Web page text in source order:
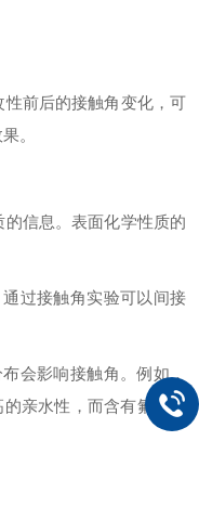
前后的接触角变化，可
。
信息。表面化学性质的
过接触角实验可以间接
会影响接触角。例如，
亲水性，而含有氟化物